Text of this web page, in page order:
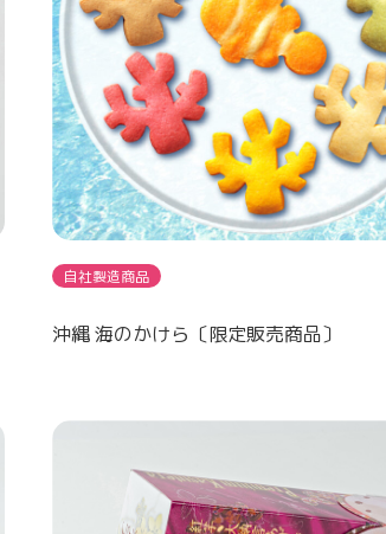
自社製造商品
沖縄 海のかけら〔限定販売商品〕